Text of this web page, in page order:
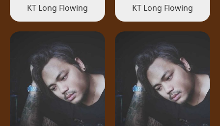
KT Long Flowing KT Long Flowing